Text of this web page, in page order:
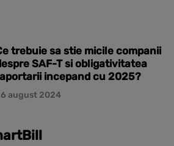
trebuie sa stie micile companii
SAF-T si obligativitatea
incepand cu 2025?
august 2024